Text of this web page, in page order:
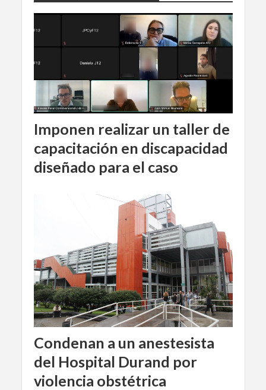
Imponen realizar un taller de
capacitación en discapacidad
diseñado para el caso
Condenan a un anestesista
del Hospital Durand por
violencia obstétrica